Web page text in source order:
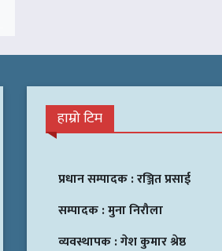
हाम्रो टिम
प्रधान सम्पादक :रञ्जित प्रसाई
सम्पादक :मुना निरौला
व्यवस्थापक :गेश कुमार श्रेष्ठ